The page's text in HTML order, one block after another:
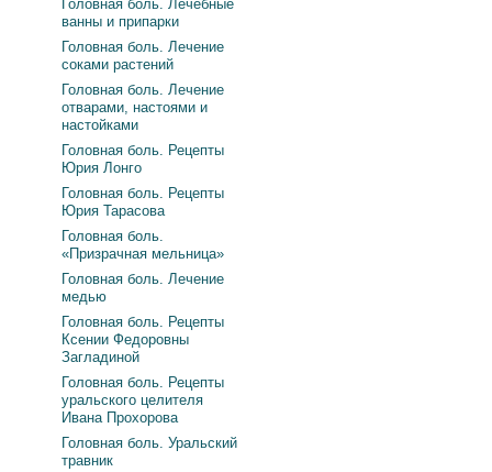
Головная боль. Лечебные
ванны и припарки
Головная боль. Лечение
соками растений
Головная боль. Лечение
отварами, настоями и
настойками
Головная боль. Рецепты
Юрия Лонго
Головная боль. Рецепты
Юрия Тарасова
Головная боль.
«Призрачная мельница»
Головная боль. Лечение
медью
Головная боль. Рецепты
Ксении Федоровны
Загладиной
Головная боль. Рецепты
уральского целителя
Ивана Прохорова
Головная боль. Уральский
травник